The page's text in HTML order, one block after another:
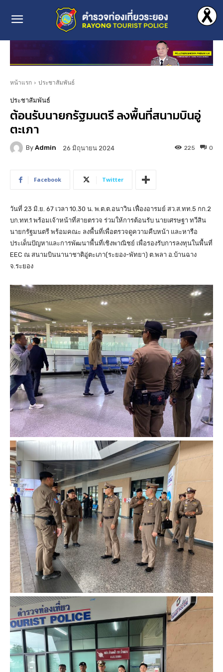
หน้าแรก ประชาสัมพันธ์
ประชาสัมพันธ์
ต้อนรับนายกรัฐมนตรี ลงพื้นที่สนามบินอู่
ตะเภา
By Admin 26 มิถุนายน 2024 0
225
Facebook Twitter
วันที่ 23 มิ.ย. 67 เวลา 10.30 น. พ.ต.ต.อนาวิน เฟื่องอารมย์ สว.ส.ทท.5 กก.2
บก.ทท.1 พร้อมเจ้าหน้าที่สายตรวจ ร่วมให้การต้อนรับ นายเศรษฐา ทวีสิน
นายกรัฐมนตรี พร้อมคณะ ลงพื้นที่เพื่อตรวจดูความคืบหน้า และหารือ
ประเด็นปัญหาและการพัฒนาพื้นที่เชิงพาณิชย์ เพื่อรองรับการลงทุนในพื้นที่
EEC ณ สนามบินนานาชาติอู่ตะเภา(ระยอง-พัทยา) ต.พลา อ.บ้านฉาง
จ.ระยอง